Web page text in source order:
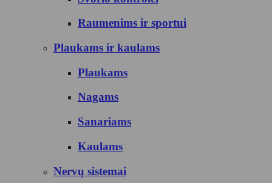
Raumenims ir sportui
Plaukams ir kaulams
Plaukams
Nagams
Sanariams
Kaulams
Nervų sistemai